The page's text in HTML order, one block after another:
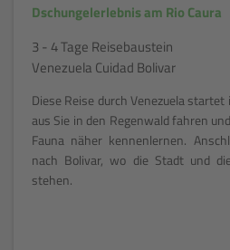
Dschungelerlebnis am Rio Caura
3 - 4 Tage Reisebaustein
Venezuela Cuidad Bolivar
Diese Reise durch Venezuela
aus Sie in den Regenwald fahren
Fauna näher kennenlernen.
nach Bolivar, wo die Stadt und
stehen.